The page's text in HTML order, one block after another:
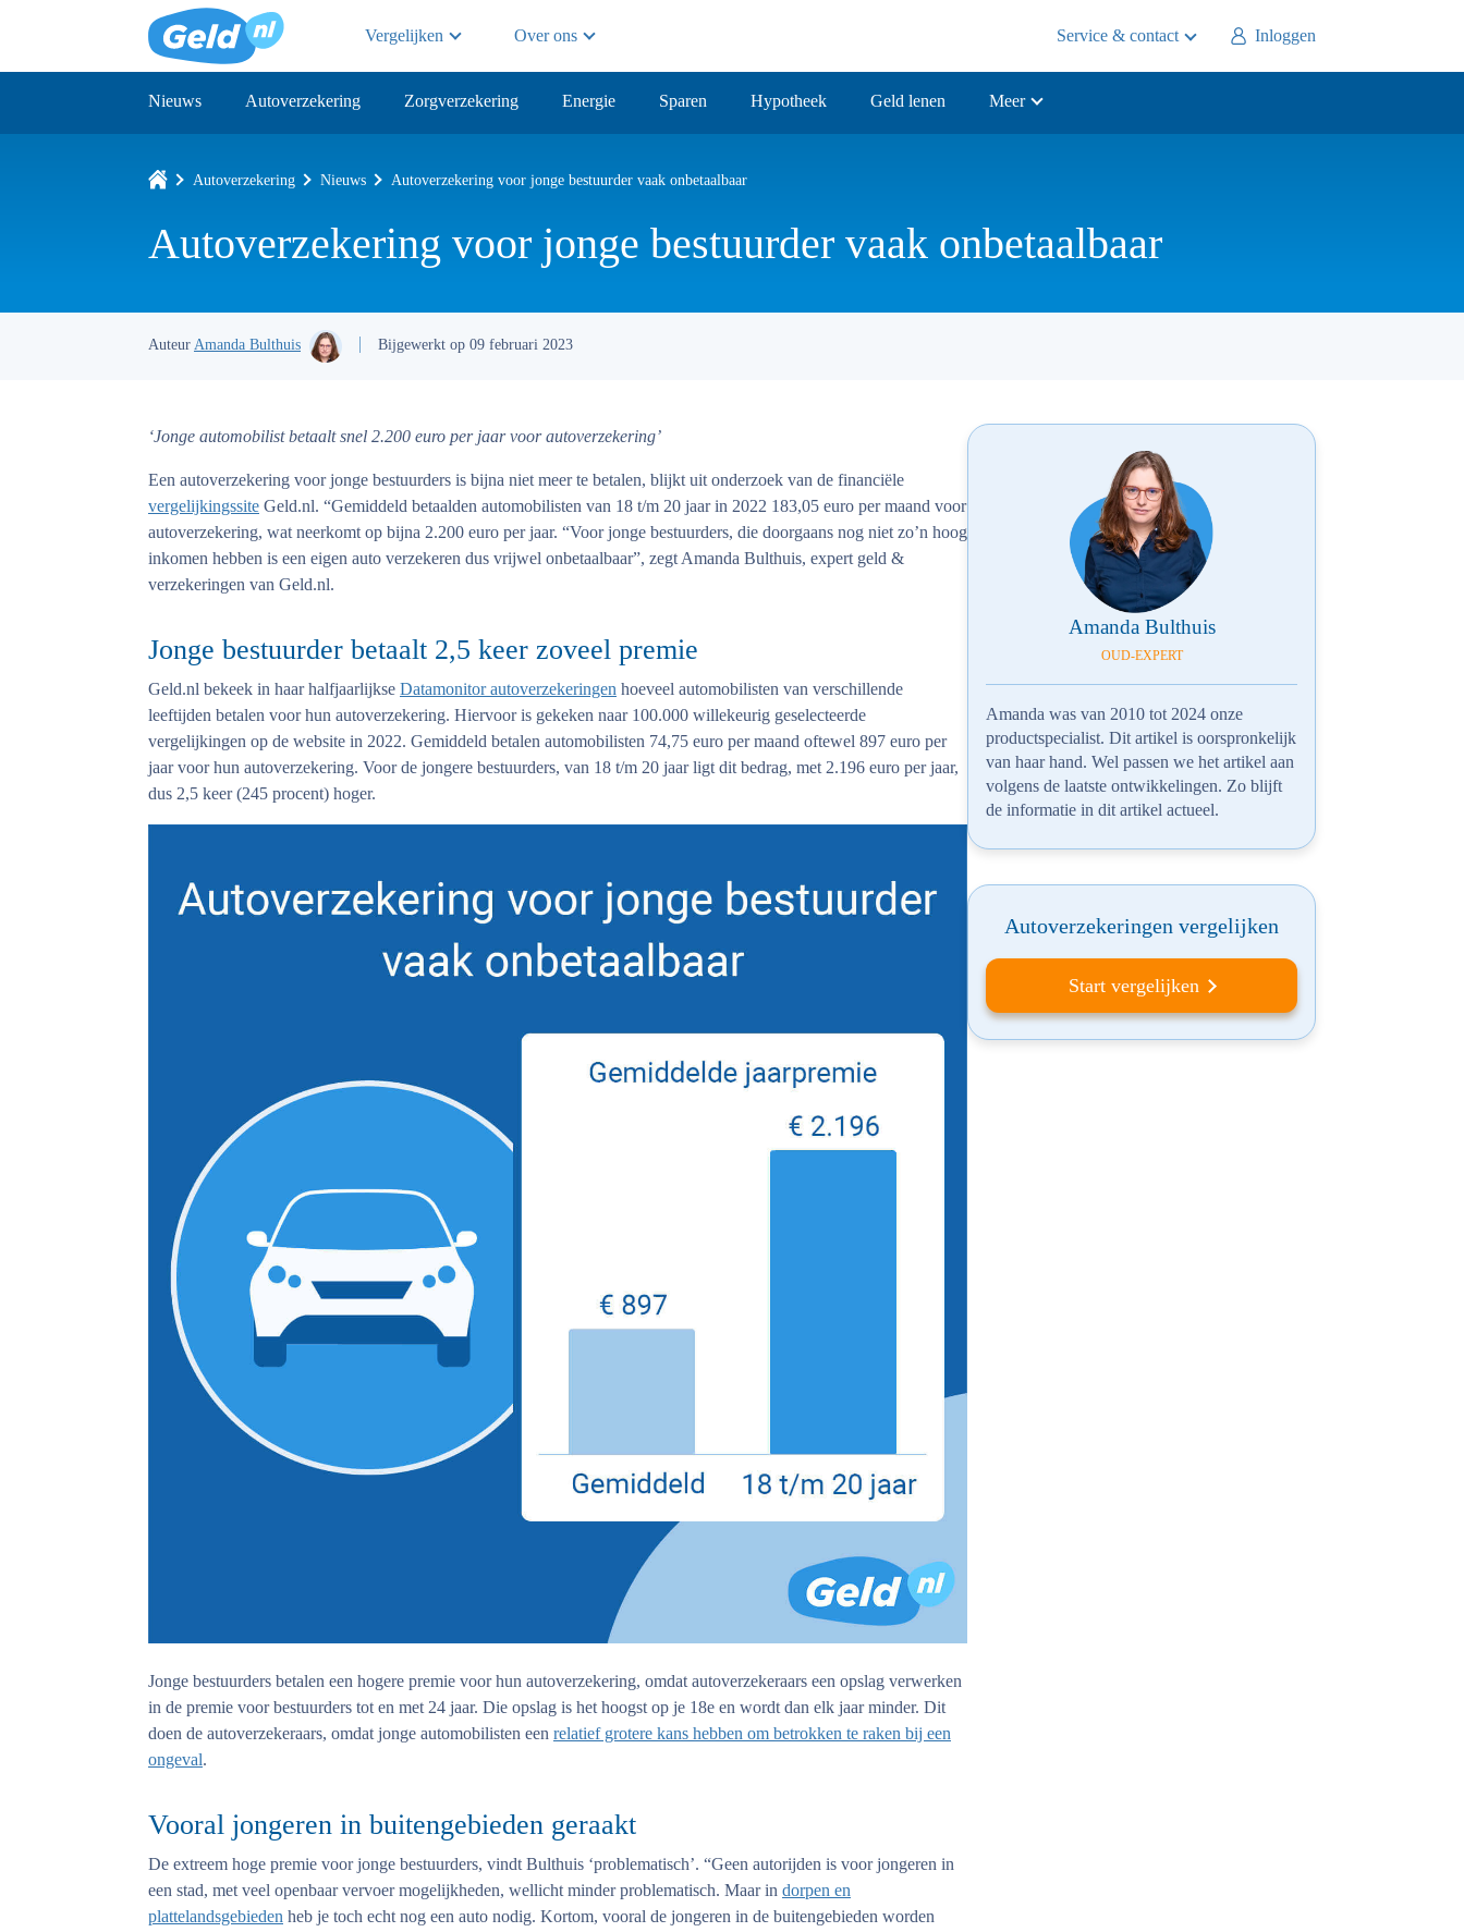
Vergelijken Over ons Service & contact Inloggen
Nieuws Autoverzekering Zorgverzekering Energie Sparen Hypotheek Geld lenen Meer
Autoverzekering Nieuws Autoverzekering voor jonge bestuurder vaak onbetaalbaar
Autoverzekering voor jonge bestuurder vaak onbetaalbaar
Auteur Amanda Bulthuis Bijgewerkt op 09 februari 2023
‘Jonge automobilist betaalt snel 2.200 euro per jaar voor autoverzekering’
Een autoverzekering voor jonge bestuurders is bijna niet meer te betalen, blijkt uit onderzoek van de financiële
vergelijkingssite Geld.nl. “Gemiddeld betaalden automobilisten van 18 t/m 20 jaar in 2022 183,05 euro per maand voor
autoverzekering, wat neerkomt op bijna 2.200 euro per jaar. “Voor jonge bestuurders, die doorgaans nog niet zo’n hoog
inkomen hebben is een eigen auto verzekeren dus vrijwel onbetaalbaar”, zegt Amanda Bulthuis, expert geld &
verzekeringen van Geld.nl.
Jonge bestuurder betaalt 2,5 keer zoveel premie
Geld.nl bekeek in haar halfjaarlijkse Datamonitor autoverzekeringen hoeveel automobilisten van verschillende
leeftijden betalen voor hun autoverzekering. Hiervoor is gekeken naar 100.000 willekeurig geselecteerde
vergelijkingen op de website in 2022. Gemiddeld betalen automobilisten 74,75 euro per maand oftewel 897 euro per
jaar voor hun autoverzekering. Voor de jongere bestuurders, van 18 t/m 20 jaar ligt dit bedrag, met 2.196 euro per jaar,
dus 2,5 keer (245 procent) hoger.
Jonge bestuurders betalen een hogere premie voor hun autoverzekering, omdat autoverzekeraars een opslag verwerken
in de premie voor bestuurders tot en met 24 jaar. Die opslag is het hoogst op je 18e en wordt dan elk jaar minder. Dit
doen de autoverzekeraars, omdat jonge automobilisten een relatief grotere kans hebben om betrokken te raken bij een
ongeval.
Vooral jongeren in buitengebieden geraakt
De extreem hoge premie voor jonge bestuurders, vindt Bulthuis ‘problematisch’. “Geen autorijden is voor jongeren in
een stad, met veel openbaar vervoer mogelijkheden, wellicht minder problematisch. Maar in dorpen en
plattelandsgebieden heb je toch echt nog een auto nodig. Kortom, vooral de jongeren in de buitengebieden worden
Amanda Bulthuis
OUD-EXPERT
Amanda was van 2010 tot 2024 onze
productspecialist. Dit artikel is oorspronkelijk
van haar hand. Wel passen we het artikel aan
volgens de laatste ontwikkelingen. Zo blijft
de informatie in dit artikel actueel.
Autoverzekeringen vergelijken
Start vergelijken